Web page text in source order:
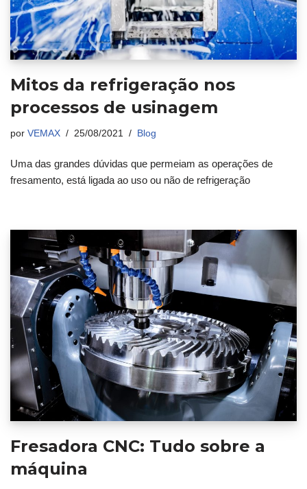
Mitos da refrigeração nos
processos de usinagem
por VEMAX 25/08/2021 Blog
Uma das grandes dúvidas que permeiam as operações de
fresamento, está ligada ao uso ou não de refrigeração
Fresadora CNC: Tudo sobre a
máquina